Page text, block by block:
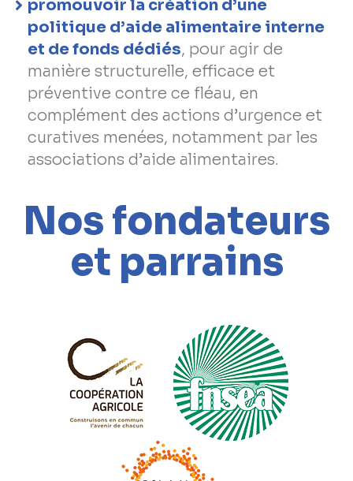
promouvoir la création d’une
politique d’aide alimentaire interne
et de fonds dédiés, pour agir de
manière structurelle, efficace et
préventive contre ce fléau, en
complément des actions d’urgence et
curatives menées, notamment par les
associations d’aide alimentaires.
Nos fondateurs
et parrains